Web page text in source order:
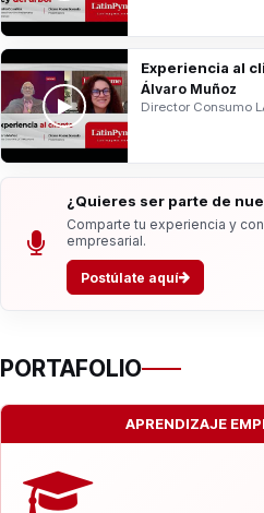
Experiencia al
Álvaro Muñoz
Director Consumo
¿Quieres ser parte de
Comparte tu experiencia y
empresarial.
Postúlate aquí
PORTAFOLIO
APRENDIZAJE